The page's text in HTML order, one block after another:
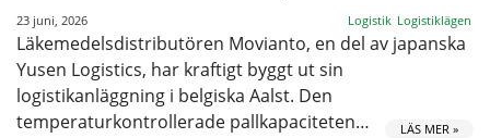
23 juni, 2026 Logistik Logistiklägen
Läkemedelsdistributören Movianto, en del av japanska
Yusen Logistics, har kraftigt byggt ut sin
logistikanläggning i belgiska Aalst. Den
temperaturkontrollerade pallkapaciteten…
LÄS MER »